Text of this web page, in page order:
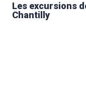
Les excursions
Chantilly